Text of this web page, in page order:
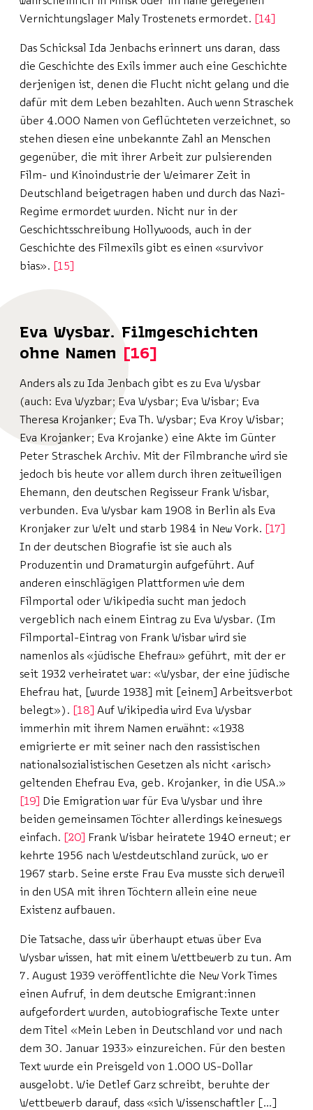
Vernichtungslager Maly Trostenets ermordet.
14
Das Schicksal Ida Jenbachs erinnert uns daran, dass
die Geschichte des Exils immer auch eine Geschichte
derjenigen ist, denen die Flucht nicht gelang und die
dafür mit dem Leben bezahlten. Auch wenn Straschek
über 4.000 Namen von Geflüchteten verzeichnet, so
stehen diesen eine unbekannte Zahl an Menschen
gegenüber, die mit ihrer Arbeit zur pulsierenden
Film- und Kinoindustrie der Weimarer Zeit in
Deutschland beigetragen haben und durch das Nazi-
Regime ermordet wurden. Nicht nur in der
Geschichtsschreibung Hollywoods, auch in der
Geschichte des Filmexils gibt es einen «survivor
bias».
15
Eva Wysbar. Filmgeschichten
ohne Namen
16
Anders als zu Ida Jenbach gibt es zu Eva Wysbar
(auch: Eva Wyzbar; Eva Wysbar; Eva Wisbar; Eva
Theresa Krojanker; Eva Th. Wysbar; Eva Kroy Wisbar;
Eva Krojanker; Eva Krojanke) eine Akte im Günter
Peter Straschek Archiv. Mit der Filmbranche wird sie
jedoch bis heute vor allem durch ihren zeitweiligen
Ehemann, den deutschen Regisseur Frank Wisbar,
verbunden. Eva Wysbar kam 1908 in Berlin als Eva
Kronjaker zur Welt und starb 1984 in New York.
17
In der deutschen Biografie ist sie auch als
Produzentin und Dramaturgin aufgeführt. Auf
anderen einschlägigen Plattformen wie dem
Filmportal oder Wikipedia sucht man jedoch
vergeblich nach einem Eintrag zu Eva Wysbar. (Im
Filmportal-Eintrag von Frank Wisbar wird sie
namenlos als «jüdische Ehefrau» geführt, mit der er
seit 1932 verheiratet war: «Wysbar, der eine jüdische
Ehefrau hat, [wurde 1938] mit [einem] Arbeitsverbot
belegt»).
18
Auf Wikipedia wird Eva Wysbar
immerhin mit ihrem Namen erwähnt: «1938
emigrierte er mit seiner nach den rassistischen
nationalsozialistischen Gesetzen als nicht ‹arisch›
geltenden Ehefrau Eva, geb. Krojanker, in die USA.»
19
Die Emigration war für Eva Wysbar und ihre
beiden gemeinsamen Töchter allerdings keineswegs
einfach.
20
Frank Wisbar heiratete 1940 erneut; er
kehrte 1956 nach Westdeutschland zurück, wo er
1967 starb. Seine erste Frau Eva musste sich derweil
in den USA mit ihren Töchtern allein eine neue
Existenz aufbauen.
Die Tatsache, dass wir überhaupt etwas über Eva
Wysbar wissen, hat mit einem Wettbewerb zu tun. Am
7. August 1939 veröffentlichte die New York Times
einen Aufruf, in dem deutsche Emigrant:innen
aufgefordert wurden, autobiografische Texte unter
dem Titel «Mein Leben in Deutschland vor und nach
dem 30. Januar 1933» einzureichen. Für den besten
Text wurde ein Preisgeld von 1.000 US-Dollar
ausgelobt. Wie Detlef Garz schreibt, beruhte der
Wettbewerb darauf, dass «sich Wissenschaftler […]